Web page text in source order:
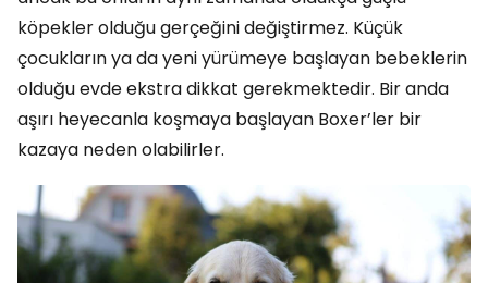
köpekler olduğu gerçeğini değiştirmez. Küçük
çocukların ya da yeni yürümeye başlayan bebeklerin
olduğu evde ekstra dikkat gerekmektedir. Bir anda
aşırı heyecanla koşmaya başlayan Boxer’ler bir
kazaya neden olabilirler.